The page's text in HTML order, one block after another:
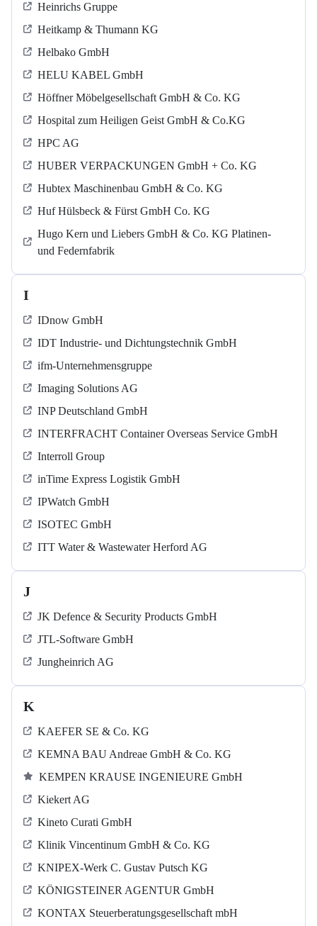
Heinrichs Gruppe
Heitkamp & Thumann KG
Helbako GmbH
HELU KABEL GmbH
Höffner Möbelgesellschaft GmbH & Co. KG
Hospital zum Heiligen Geist GmbH & Co.KG
HPC AG
HUBER VERPACKUNGEN GmbH + Co. KG
Hubtex Maschinenbau GmbH & Co. KG
Huf Hülsbeck & Fürst GmbH Co. KG
Hugo Kern und Liebers GmbH & Co. KG Platinen-
und Federnfabrik
I
IDnow GmbH
IDT Industrie- und Dichtungstechnik GmbH
ifm-Unternehmensgruppe
Imaging Solutions AG
INP Deutschland GmbH
INTERFRACHT Container Overseas Service GmbH
Interroll Group
inTime Express Logistik GmbH
IPWatch GmbH
ISOTEC GmbH
ITT Water & Wastewater Herford AG
J
JK Defence & Security Products GmbH
JTL-Software GmbH
Jungheinrich AG
K
KAEFER SE & Co. KG
KEMNA BAU Andreae GmbH & Co. KG
KEMPEN KRAUSE INGENIEURE GmbH
Kiekert AG
Kineto Curati GmbH
Klinik Vincentinum GmbH & Co. KG
KNIPEX-Werk C. Gustav Putsch KG
KÖNIGSTEINER AGENTUR GmbH
KONTAX Steuerberatungsgesellschaft mbH